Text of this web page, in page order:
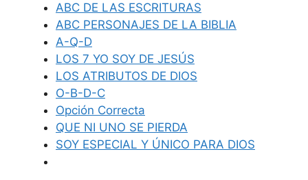
ABC DE LAS ESCRITURAS
ABC PERSONAJES DE LA BIBLIA
A-Q-D
LOS 7 YO SOY DE JESÚS
LOS ATRIBUTOS DE DIOS
O-B-D-C
Opción Correcta
QUE NI UNO SE PIERDA
SOY ESPECIAL Y ÚNICO PARA DIOS